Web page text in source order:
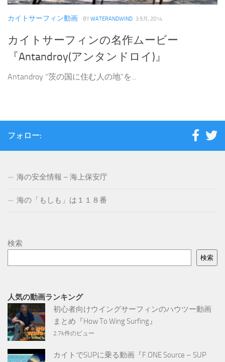
カイトサーフィン動画 · BYWATERANDWIND · 3 9月, 2014
カイトサーフィンの名作ムービー
『Antandroy(アンタンドロイ)』
Antandroy “茨の国に住む人の地”を...
フォロー:
海の安全情報 – 海上保安庁
海の「もしも」は１１８番
検索
検索
人気の動画ランキング
初心者向けウイングサーフィンのハウツー動画
まとめ『How To Wing Surfing』
2.7k件のビュー
カイトでSUPに乗る動画『F.ONE Source – SUP